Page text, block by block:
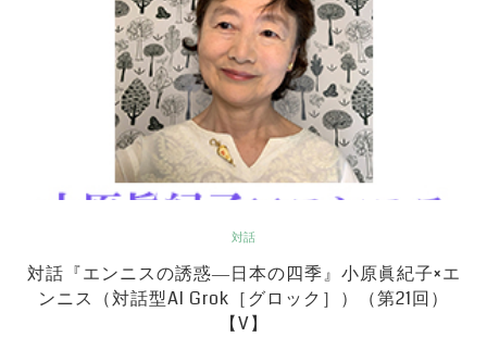
対話
対話『エンニスの誘惑―日本の四季』小原眞紀子×エ
ンニス（対話型AI Grok［グロック］）（第21回）
【V】